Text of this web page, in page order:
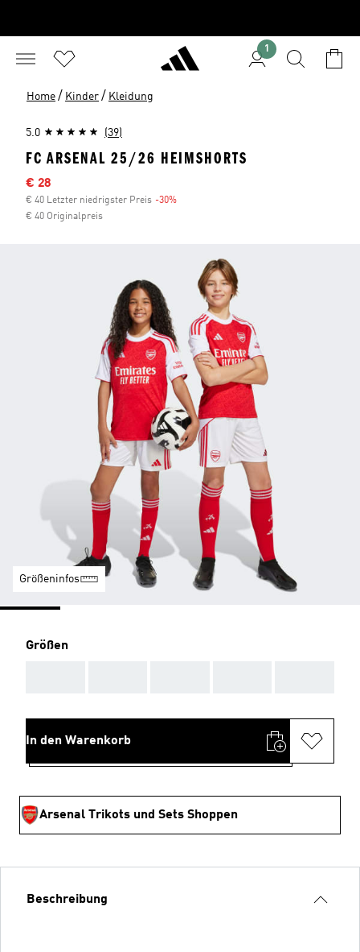
1
Home / Kinder / Kleidung
5.0 (39)
FC ARSENAL 25/26 HEIMSHORTS
Sale-Preis
€ 28
€ 40 Letzter niedrigster Preis -30%
€ 40 Originalpreis
Größeninfos
Größen
In den Warenkorb
Arsenal Trikots und Sets Shoppen
Beschreibung